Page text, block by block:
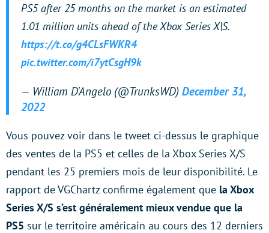
PS5 after 25 months on the market is an estimated
1.01 million units ahead of the Xbox Series X|S.
https://t.co/g4CLsFWKR4
pic.twitter.com/i7ytCsgH9k
— William D'Angelo (@TrunksWD) December 31,
2022
Vous pouvez voir dans le tweet ci-dessus le graphique
des ventes de la PS5 et celles de la Xbox Series X/S
pendant les 25 premiers mois de leur disponibilité. Le
rapport de VGChartz confirme également que la Xbox
Series X/S s’est généralement mieux vendue que la
PS5 sur le territoire américain au cours des 12 derniers